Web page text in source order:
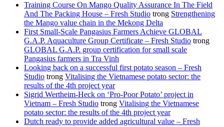
Training Course On Mango Quality Assurance In The Field
And The Packing House – Fresh Studio trong Strengthening
the Mango value chain in the Mekong Delta
First Small-Scale Pangasius Farmers Achieve GLOBAL
G.A.P. Aquaculture Group Certificate – Fresh Studio trong
GLOBAL G.A.P. group certification for small scale
Pangasius farmers in Tra Vinh
Looking back on a successful first potato season – Fresh
Studio trong Vitalising the Vietnamese potato sector: the
results of the 4th project year
Sigrid Wertheim-Heck on ‘Pro-Poor Potato’ project in
Vietnam – Fresh Studio trong Vitalising the Vietnamese
potato sector: the results of the 4th project year
Dutch ready to provide added agricultural value – Fresh